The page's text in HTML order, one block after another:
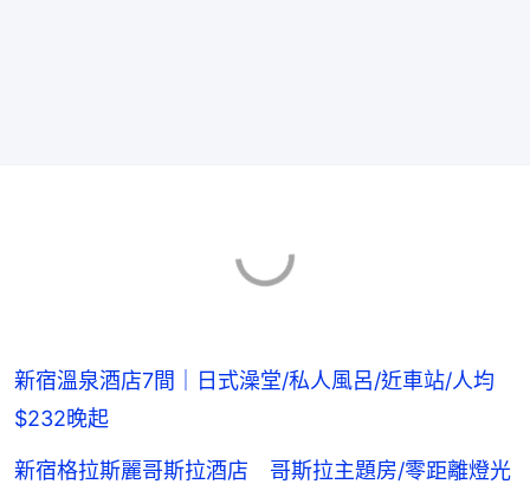
新宿溫泉酒店7間｜日式澡堂/私人風呂/近車站/人均
$232晚起
新宿格拉斯麗哥斯拉酒店 哥斯拉主題房/零距離燈光